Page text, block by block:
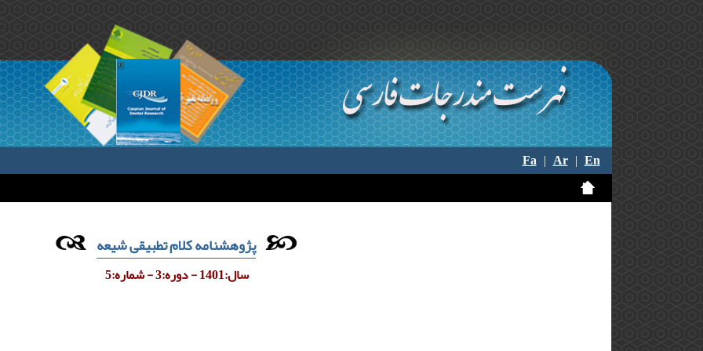
Fa|Ar|En
پژوهشنامه کلام تطبیقی شیعه
سال:1401 - دوره:3 - شماره:5